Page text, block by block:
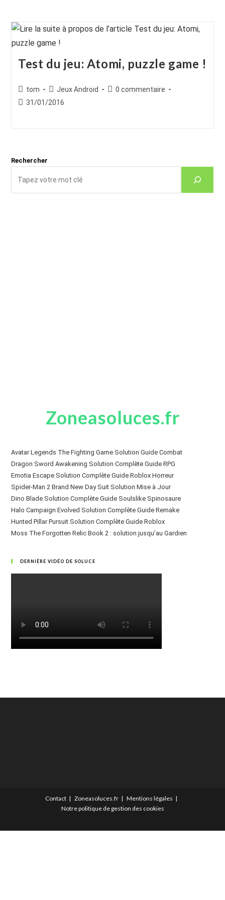
Test du jeu: Atomi, puzzle game !
Auteur/autrice
de
tom
Post
category:
Jeux Android
Commentaires
0 commentaire
Publication
31/01/2016
Rechercher
Zoneasoluces.fr
Avatar Legends The Fighting Game Solution Guide Combat
Dragon Sword Awakening Solution Complète Guide RPG
Emotia Escape Solution Complète Guide Roblox Horreur
Spider-Man 2 Brand New Day Suit Solution Mise à Jour
Dino Blade Solution Complète Guide Soulslike Spinosaure
Halo Campaign Evolved Solution Complète Guide Remake
Hunted Pillar Pursuit Solution Complète Guide Roblox
Moss The Forgotten Relic Book 2 : solution jusqu’au Gardien
DERNIÈRE VIDÉO DE SOLUCE
Contact Zoneasoluces.fr
Mentions légales
Notre politique de gestion des cookies